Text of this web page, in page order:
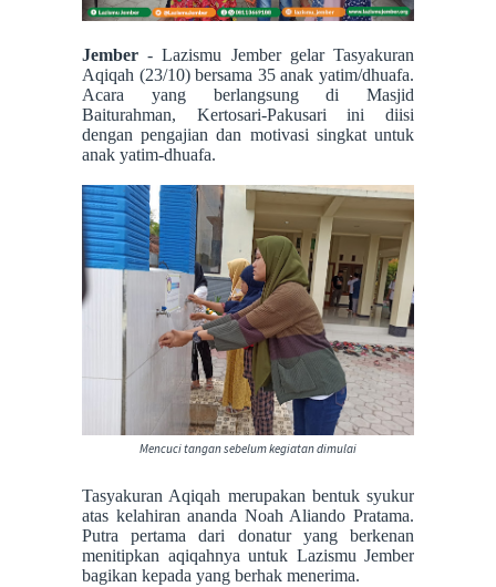
Jember- Lazismu Jember gelar Tasyakuran
Aqiqah (23/10) bersama 35 anak yatim/dhuafa.
Acara yang berlangsung di Masjid
Baiturahman, Kertosari-Pakusari ini diisi
dengan pengajian dan motivasi singkat untuk
anak yatim-dhuafa.
Mencuci tangan sebelum kegiatan dimulai
Tasyakuran Aqiqah merupakan bentuk syukur
atas kelahiran ananda Noah Aliando Pratama.
Putra pertama dari donatur yang berkenan
menitipkan aqiqahnya untuk Lazismu Jember
bagikan kepada yang berhak menerima.